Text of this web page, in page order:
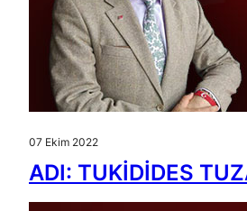
07 Ekim 2022
ADI: TUKİDİDES